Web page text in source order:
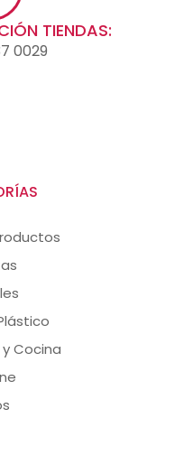
TIENDAS:
0029
Cocina